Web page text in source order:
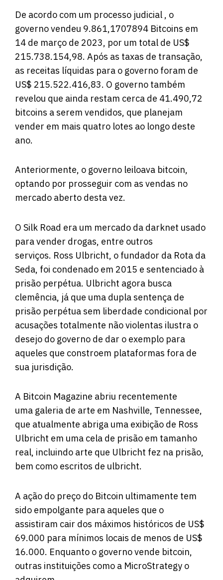
De acordo com um processo judicial , o
governo vendeu 9.861,1707894 Bitcoins em
14 de março de 2023, por um total de US$
215.738.154,98. Após as taxas de transação,
as receitas líquidas para o governo foram de
US$ 215.522.416,83. O governo também
revelou que ainda restam cerca de 41.490,72
bitcoins a serem vendidos, que planejam
vender em mais quatro lotes ao longo deste
ano.
Anteriormente, o governo leiloava bitcoin,
optando por prosseguir com as vendas no
mercado aberto desta vez.
O Silk Road era um mercado da darknet usado
para vender drogas, entre outros
serviços. Ross Ulbricht, o fundador da Rota da
Seda, foi condenado em 2015 e sentenciado à
prisão perpétua. Ulbricht agora busca
clemência, já que uma dupla sentença de
prisão perpétua sem liberdade condicional por
acusações totalmente não violentas ilustra o
desejo do governo de dar o exemplo para
aqueles que constroem plataformas fora de
sua jurisdição.
A Bitcoin Magazine abriu recentemente
uma galeria de arte em Nashville, Tennessee,
que atualmente abriga uma exibição de Ross
Ulbricht em uma cela de prisão em tamanho
real, incluindo arte que Ulbricht fez na prisão,
bem como escritos de ulbricht.
A ação do preço do Bitcoin ultimamente tem
sido empolgante para aqueles que o
assistiram cair dos máximos históricos de US$
69.000 para mínimos locais de menos de US$
16.000. Enquanto o governo vende bitcoin,
outras instituições como a MicroStrategy o